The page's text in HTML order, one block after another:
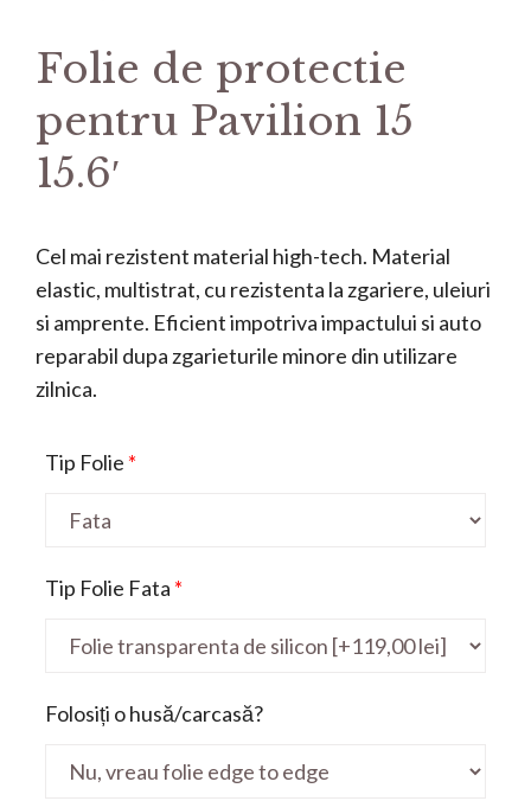
Folie de protectie
pentru Pavilion 15
15.6′
Cel mai rezistent material high-tech. Material
elastic, multistrat, cu rezistenta la zgariere, uleiuri
si amprente. Eficient impotriva impactului si auto
reparabil dupa zgarieturile minore din utilizare
zilnica.
Tip Folie *
Tip Folie Fata *
Folosiți o husă/carcasă?